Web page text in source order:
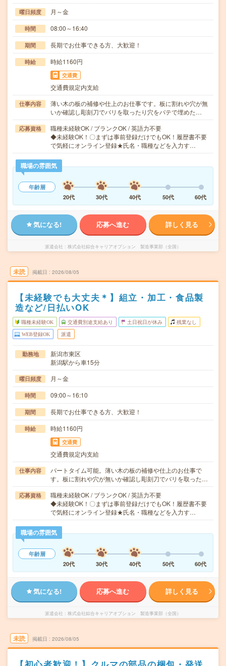
曜日頻度 月～金
時間 08:00～16:40
期間 長期でお仕事できる方、大歓迎！
時給 時給1160円
交通費
交通費規定内支給
仕事内容
薄い木の板の補修や仕上のお仕事です。板に割れや穴が無
いか確認し彫刻刀でバリを取ったり穴をパテで埋めた…
応募資格
職種未経験OK / ブランクOK / 英語力不要
◆未経験OK！〇まずは事前登録だけでもOK！履歴書不要
で気軽にオンライン登録★氏名・職種などを入力す…
職場の雰囲気
年齢層
20代
30代 40代 50代 60代
気になる! 応募へ進む 詳しく見る
派遣会社 株式会社綜合キャリアオプション 製造事業部（全国）
未読 掲載日 2026/08/05
【未経験でも大丈夫＊】組立・加工・食品製
造など/日払いOK
職種未経験OK 交通費別途支給あり 土日祝日が休み 残業なし
WEB登録OK 派遣
勤務地
新潟市東区
新潟駅から車15分
曜日頻度 月～金
時間 09:00～16:10
期間 長期でお仕事できる方、大歓迎！
時給 時給1160円
交通費
交通費規定内支給
仕事内容
パートタイム可能。薄い木の板の補修や仕上のお仕事で
す。板に割れや穴が無いか確認し彫刻刀でバリを取った…
応募資格
職種未経験OK / ブランクOK / 英語力不要
◆未経験OK！〇まずは事前登録だけでもOK！履歴書不要
で気軽にオンライン登録★氏名・職種などを入力す…
職場の雰囲気
年齢層
20代
30代 40代 50代 60代
気になる! 応募へ進む 詳しく見る
派遣会社 株式会社綜合キャリアオプション 製造事業部（全国）
未読 掲載日 2026/08/05